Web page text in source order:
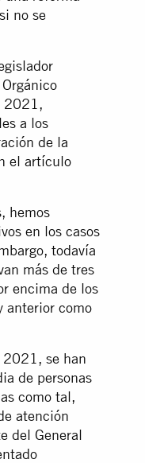
no se
2021,
a los
de la
el artículo
hemos
en los casos
todavía
más de tres
encima de los
anterior como
2021, se han
de personas
como tal,
atención
del General